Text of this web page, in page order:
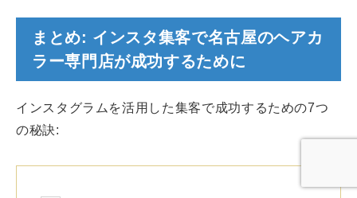
まとめ: インスタ集客で名古屋のヘアカ
ラー専門店が成功するために
インスタグラムを活用した集客で成功するための7つ
の秘訣: